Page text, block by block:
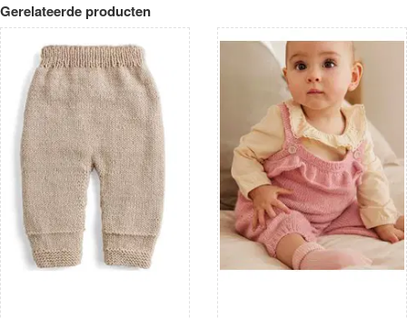
Gerelateerde producten